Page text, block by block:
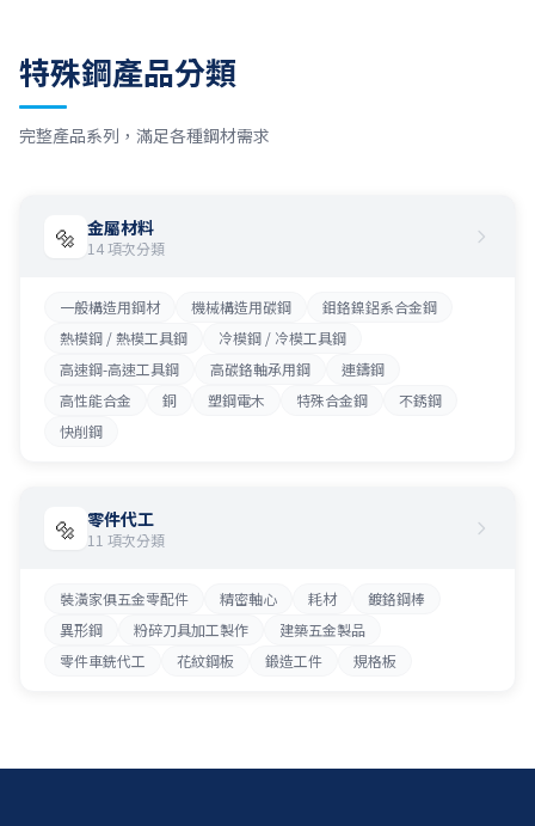
特殊鋼產品分類
完整產品系列，滿足各種鋼材需求
🔩 金屬材料
14 項次分類
一般構造用鋼材 機械構造用碳鋼
鉬鉻鎳鋁系合金鋼
熱模鋼 / 熱模工具鋼
冷模鋼 / 冷模工具鋼
高速鋼-高速工具鋼
高碳鉻軸承用鋼
連鑄鋼
高性能合金
銅 塑鋼電木 特殊合金鋼
不銹鋼
快削鋼
🔩 零件代工
11 項次分類
裝潢家俱五金零配件 精密軸心 耗材
鍍鉻鋼棒
異形鋼
粉碎刀具加工製作
建築五金製品
零件車銑代工
花紋鋼板 鍛造工件 規格板